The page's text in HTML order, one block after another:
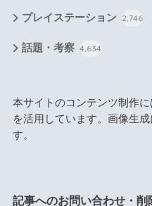
プレイステーション 2,746
話題・考察 4,634
本サイトのコンテンツ制作
を活用しています。画像生
す。
記事へのお問い合わせ・削